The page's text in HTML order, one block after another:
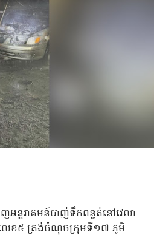
ញអន្តរាគមន៍បាញ់ទឹកពន្លត់នៅវេលា
លេខ៥ ត្រង់ចំណុចក្រុមទី១៧ ភូមិ